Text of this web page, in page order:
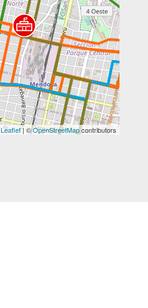
Leaflet| ©OpenStreetMapcontributors